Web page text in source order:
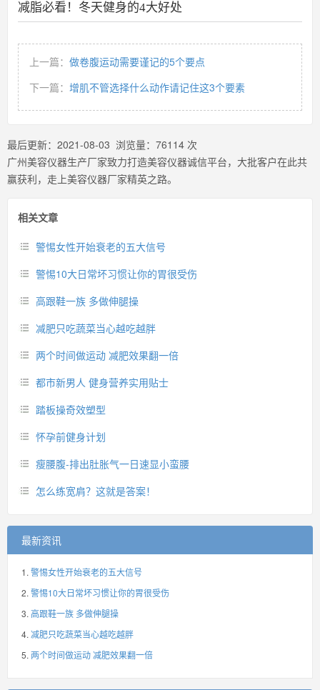
减脂必看！冬天健身的4大好处
上一篇： 做卷腹运动需要谨记的5个要点
下一篇： 增肌不管选择什么动作请记住这3个要素
最后更新： 2021-08-03 浏览量： 76114 次
广州美容仪器生产厂家致力打造美容仪器诚信平台，大批客户在此共
赢获利，走上美容仪器厂家精英之路。
相关文章
警惕女性开始衰老的五大信号
警惕10大日常坏习惯让你的胃很受伤
高跟鞋一族 多做伸腿操
减肥只吃蔬菜当心越吃越胖
两个时间做运动 减肥效果翻一倍
都市新男人 健身营养实用贴士
踏板操奇效塑型
怀孕前健身计划
瘦腰腹-排出肚胀气一日速显小蛮腰
怎么练宽肩？这就是答案！
最新资讯
警惕女性开始衰老的五大信号
警惕10大日常坏习惯让你的胃很受伤
高跟鞋一族 多做伸腿操
减肥只吃蔬菜当心越吃越胖
两个时间做运动 减肥效果翻一倍